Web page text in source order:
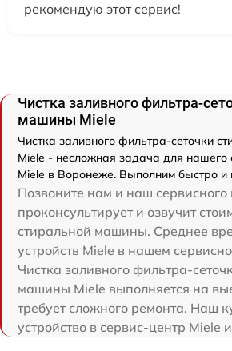
рекомендую этот сервис!
Чистка заливного фильтра-
машины Miele
Чистка заливного фильтра-сеточки
Miele - несложная задача для нашего
Miele в Воронеже. Выполним быстро и
Позвоните нам и наш сервисного
проконсультирует и озвучит
стиральной машины. Среднее
устройств Miele в нашем
Чистка заливного фильтра-
машины Miele выполняется на
требует сложного ремонта. Наш
устройство в сервис-центр Miele